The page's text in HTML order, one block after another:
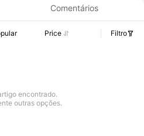
Comentários
Price Filtro
encontrado.
outras opções.